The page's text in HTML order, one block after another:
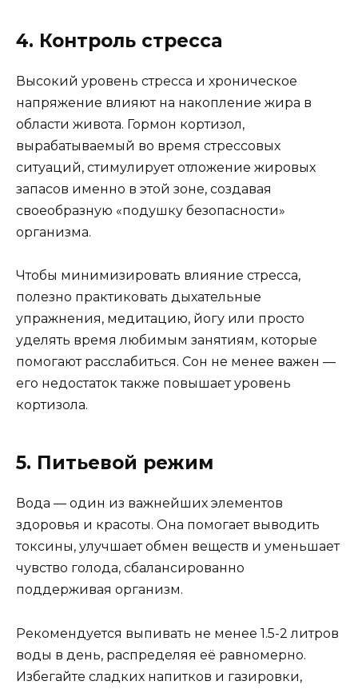
4. Контроль стресса
Высокий уровень стресса и хроническое
напряжение влияют на накопление жира в
области живота. Гормон кортизол,
вырабатываемый во время стрессовых
ситуаций, стимулирует отложение жировых
запасов именно в этой зоне, создавая
своеобразную «подушку безопасности»
организма.
Чтобы минимизировать влияние стресса,
полезно практиковать дыхательные
упражнения, медитацию, йогу или просто
уделять время любимым занятиям, которые
помогают расслабиться. Сон не менее важен —
его недостаток также повышает уровень
кортизола.
5. Питьевой режим
Вода — один из важнейших элементов
здоровья и красоты. Она помогает выводить
токсины, улучшает обмен веществ и уменьшает
чувство голода, сбалансированно
поддерживая организм.
Рекомендуется выпивать не менее 1.5-2 литров
воды в день, распределяя её равномерно.
Избегайте сладких напитков и газировки,